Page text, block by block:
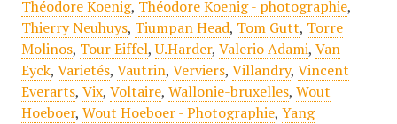
Théodore Koenig, Théodore Koenig - photographie,
Thierry Neuhuys, Tiumpan Head, Tom Gutt, Torre
Molinos, Tour Eiffel,U.Harder, Valerio Adami, Van
Eyck, Varietés, Vautrin, Verviers, Villandry, Vincent
Everarts, Vix, Voltaire, Wallonie-bruxelles, Wout
Hoeboer, Wout Hoeboer - Photographie, Yang